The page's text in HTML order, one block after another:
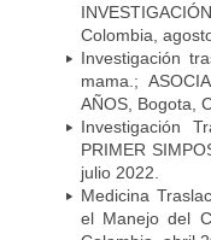
Colombia,
Investigación
mama.;
AÑOS, Bogota,
Investigación
PRIMER
julio 2022.
Medicina
el Manejo del